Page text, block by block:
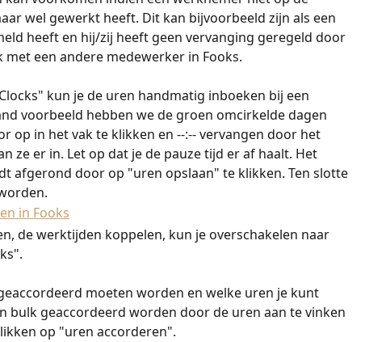
wel gewerkt heeft. Dit kan bijvoorbeeld zijn als een
heeft en hij/zij heeft geen vervanging geregeld door
een andere medewerker in Fooks.
kun je de uren handmatig inboeken bij een
voorbeeld hebben we de groen omcirkelde dagen
op in het vak te klikken en --:-- vervangen door het
ze er in. Let op dat je de pauze tijd er af haalt. Het
afgerond door op "uren opslaan" te klikken. Ten slotte
de werktijden koppelen, kun je overschakelen naar
moeten worden en welke uren je kunt
bulk geaccordeerd worden door de uren aan te vinken
op "uren accorderen".